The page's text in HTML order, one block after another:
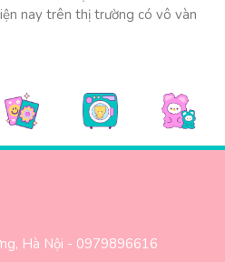
nay trên thị trường có vô vàn
Hà Nội - 0979896616